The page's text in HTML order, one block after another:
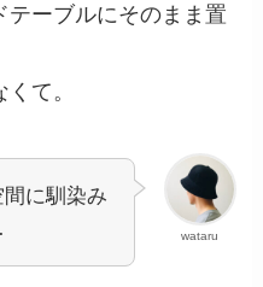
テーブルにそのまま置
て。
wataru
に馴染み